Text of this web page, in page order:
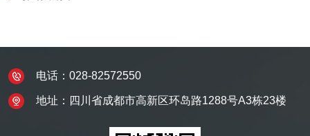
电话：028-82572550
地址：四川省成都市高新区环岛路1288号A3栋23楼